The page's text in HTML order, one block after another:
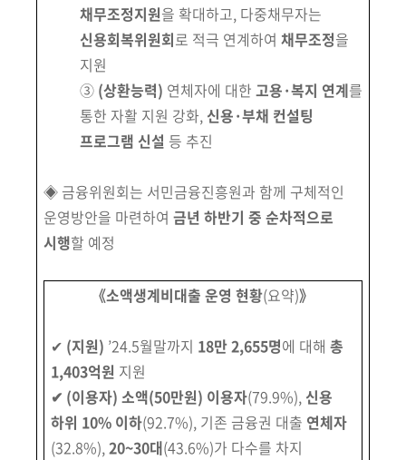
채무조정지원을 확대하고, 다중채무자는
신용회복위원회로 적극 연계하여 채무조정을
지원
③ (상환능력) 연체자에 대한 고용·복지 연계를
통한 자활 지원 강화, 신용·부채 컨설팅
프로그램 신설 등 추진
◈ 금융위원회는 서민금융진흥원과 함께 구체적인
운영방안을 마련하여 금년 하반기 중 순차적으로
시행할 예정
《소액생계비대출 운영 현황(요약)》
✔ (지원) ’24.5월말까지 18만 2,655명에 대해 총
1,403억원 지원
✔ (이용자) 소액(50만원) 이용자(79.9%), 신용
하위 10% 이하(92.7%), 기존 금융권 대출 연체자
(32.8%),20~30대(43.6%)가 다수를 차지